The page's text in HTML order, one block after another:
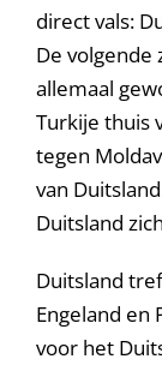
direct vals:
De
allemaal
Turkije thuis
tegen
van
Duitsland
Duitsland
Engeland en
voor het